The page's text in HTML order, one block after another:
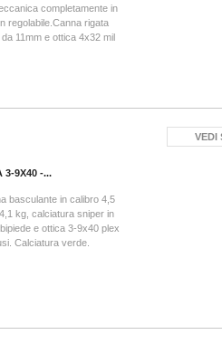
completamente in
regolabile.Canna rigata
11mm e ottica 4x32 mil
3-9X40 -...
basculante in calibro 4,5
kg, calciatura sniper in
e ottica 3-9x40 plex
Calciatura verde.
VEDI